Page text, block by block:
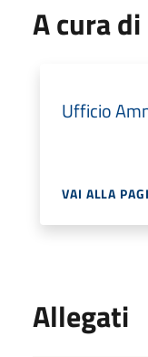
A cura di
Ufficio
VAI ALLA
Allegati